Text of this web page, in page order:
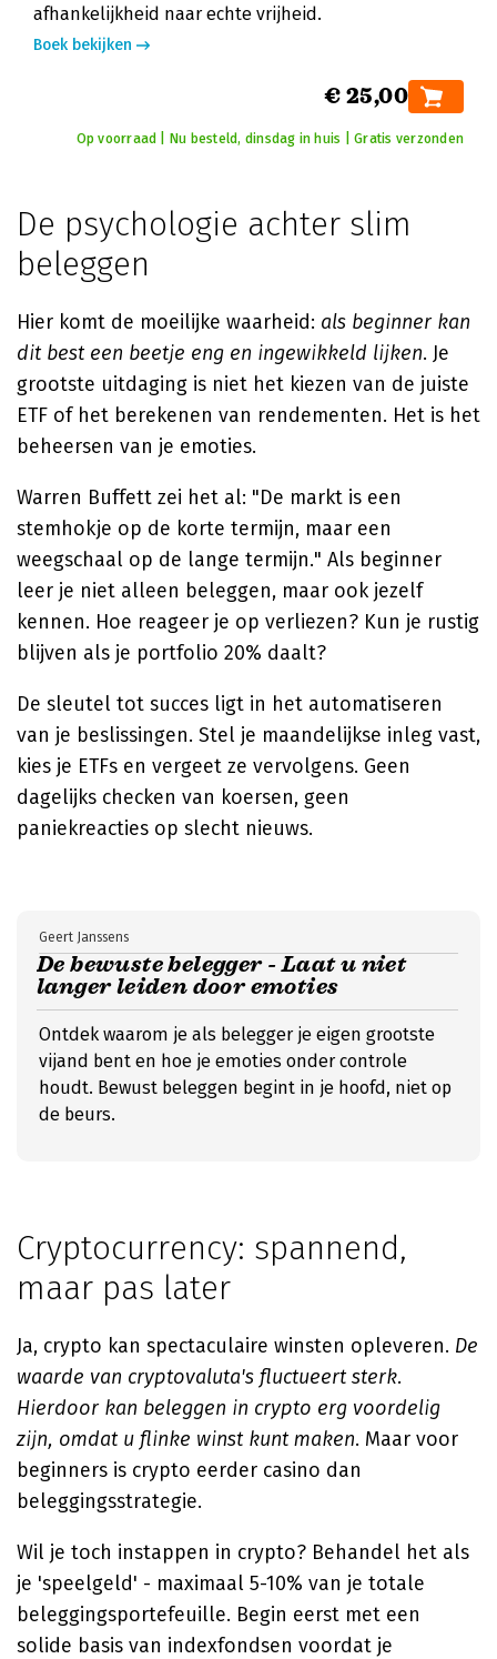
afhankelijkheid naar echte vrijheid.
Boek bekijken
€ 25,00
Op voorraad | Nu besteld, dinsdag in huis | Gratis verzonden
De psychologie achter slim
beleggen
Hier komt de moeilijke waarheid: als beginner kan
dit best een beetje eng en ingewikkeld lijken. Je
grootste uitdaging is niet het kiezen van de juiste
ETF of het berekenen van rendementen. Het is het
beheersen van je emoties.
Warren Buffett zei het al: "De markt is een
stemhokje op de korte termijn, maar een
weegschaal op de lange termijn." Als beginner
leer je niet alleen beleggen, maar ook jezelf
kennen. Hoe reageer je op verliezen? Kun je rustig
blijven als je portfolio 20% daalt?
De sleutel tot succes ligt in het automatiseren
van je beslissingen. Stel je maandelijkse inleg vast,
kies je ETFs en vergeet ze vervolgens. Geen
dagelijks checken van koersen, geen
paniekreacties op slecht nieuws.
De bewuste belegger - Laat u niet
langer leiden door emoties
Geert Janssens
Ontdek waarom je als belegger je eigen grootste
vijand bent en hoe je emoties onder controle
houdt. Bewust beleggen begint in je hoofd, niet op
de beurs.
Cryptocurrency: spannend,
maar pas later
Ja, crypto kan spectaculaire winsten opleveren. De
waarde van cryptovaluta's fluctueert sterk.
Hierdoor kan beleggen in crypto erg voordelig
zijn, omdat u flinke winst kunt maken. Maar voor
beginners is crypto eerder casino dan
beleggingsstrategie.
Wil je toch instappen in crypto? Behandel het als
je 'speelgeld' - maximaal 5-10% van je totale
beleggingsportefeuille. Begin eerst met een
solide basis van indexfondsen voordat je